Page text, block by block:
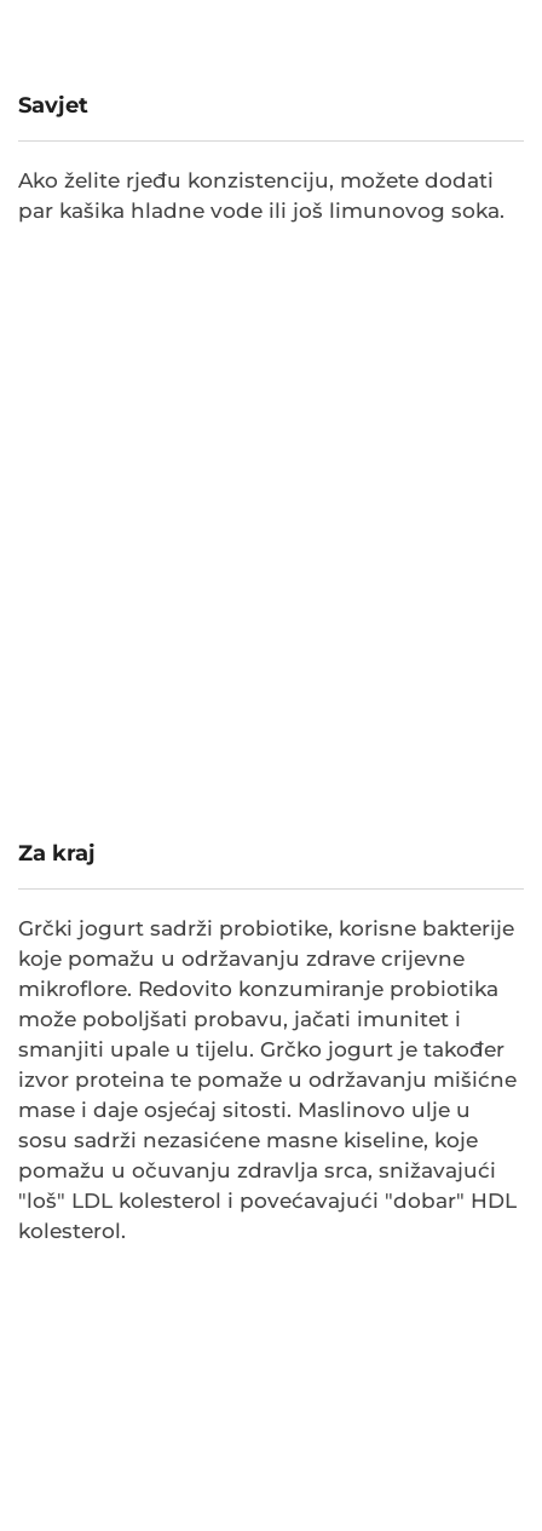
Savjet
Ako želite rjeđu konzistenciju, možete dodati
par kašika hladne vode ili još limunovog soka.
Za kraj
Grčki jogurt sadrži probiotike, korisne bakterije
koje pomažu u održavanju zdrave crijevne
mikroflore. Redovito konzumiranje probiotika
može poboljšati probavu, jačati imunitet i
smanjiti upale u tijelu. Grčko jogurt je također
izvor proteina te pomaže u održavanju mišićne
mase i daje osjećaj sitosti. Maslinovo ulje u
sosu sadrži nezasićene masne kiseline, koje
pomažu u očuvanju zdravlja srca, snižavajući
"loš" LDL kolesterol i povećavajući "dobar" HDL
kolesterol.